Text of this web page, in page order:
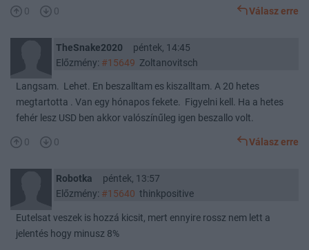
0 0 Válasz erre
TheSnake2020
péntek, 14:45
Előzmény: #15649 Zoltanovitsch
Langsam. Lehet. En beszalltam es kiszalltam. A 20 hetes
megtartotta . Van egy hónapos fekete. Figyelni kell. Ha a hetes
fehér lesz USD ben akkor valószínűleg igen beszallo volt.
0 0 Válasz erre
Robotka
péntek, 13:57
Előzmény: #15640 thinkpositive
Eutelsat veszek is hozzá kicsit, mert ennyire rossz nem lett a
jelentés hogy minusz 8%